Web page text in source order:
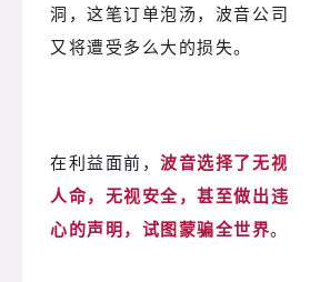
洞，这笔订单泡汤，波音公司
又将遭受多么大的损失。
在利益面前，波音选择了无视
人命，无视安全，甚至做出违
心的声明，试图蒙骗全世界。